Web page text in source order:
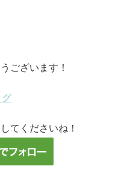
ございます！
グ
てくださいね！